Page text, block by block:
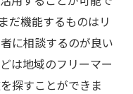
だ機能するものはリ
に相談するのが良い
は地域のフリーマー
探すことができま